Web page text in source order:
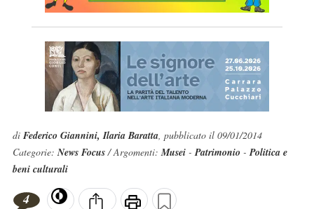
di Federico Giannini, Ilaria Baratta, pubblicato il 09/01/2014
Categorie:News Focus/ Argomenti:Musei-Patrimonio -Politica e
beni culturali
4